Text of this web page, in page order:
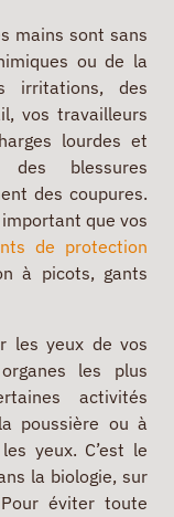
mains sont sans
ou de la
irritations, des
vos travailleurs
lourdes et
des blessures
des coupures.
que vos
de protection
à picots, gants
les yeux de vos
les plus
activités
poussière ou à
yeux. C’est le
la biologie, sur
éviter toute